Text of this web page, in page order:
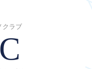
クラブ